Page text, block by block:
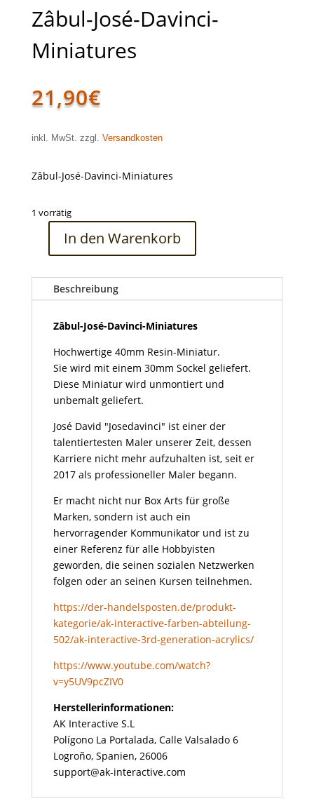
Zâbul-José-Davinci-
Miniatures
21,90€
inkl. MwSt. zzgl. Versandkosten
Zâbul-José-Davinci-Miniatures
1 vorrätig
Davinci-
Miniatures
In den Warenkorb
Beschreibung
Zâbul-José-Davinci-Miniatures
Hochwertige 40mm Resin-Miniatur.
Sie wird mit einem 30mm Sockel geliefert.
Diese Miniatur wird unmontiert und
unbemalt geliefert.
José David "Josedavinci" ist einer der
talentiertesten Maler unserer Zeit, dessen
Karriere nicht mehr aufzuhalten ist, seit er
2017 als professioneller Maler begann.
Er macht nicht nur Box Arts für große
Marken, sondern ist auch ein
hervorragender Kommunikator und ist zu
einer Referenz für alle Hobbyisten
geworden, die seinen sozialen Netzwerken
folgen oder an seinen Kursen teilnehmen.
https://der-handelsposten.de/produkt-
kategorie/ak-interactive-farben-abteilung-
502/ak-interactive-3rd-generation-acrylics/
https://www.youtube.com/watch?
v=y5UV9pcZIV0
Herstellerinformationen:
AK Interactive S.L
Polígono La Portalada, Calle Valsalado 6
Logroño, Spanien, 26006
support@ak-interactive.com